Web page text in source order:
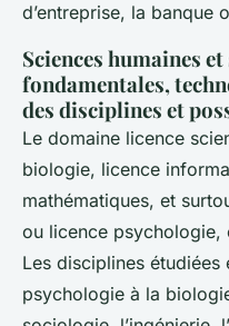
d’entreprise, la banque
Sciences humaines
fondamentales,
des disciplines et
Le domaine licence
biologie, licence
mathématiques, et
ou licence psychologie,
Les disciplines
psychologie à la